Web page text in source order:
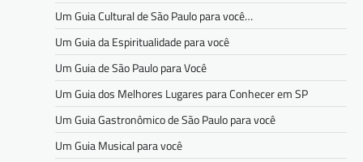
Um Guia Cultural de São Paulo para você…
Um Guia da Espiritualidade para você
Um Guia de São Paulo para Você
Um Guia dos Melhores Lugares para Conhecer em SP
Um Guia Gastronômico de São Paulo para você
Um Guia Musical para você